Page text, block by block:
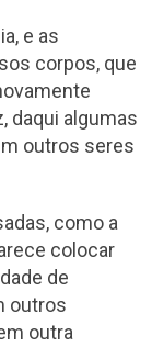
e as
corpos, que
daqui algumas
outros seres
como a
colocar
de
outros
outra